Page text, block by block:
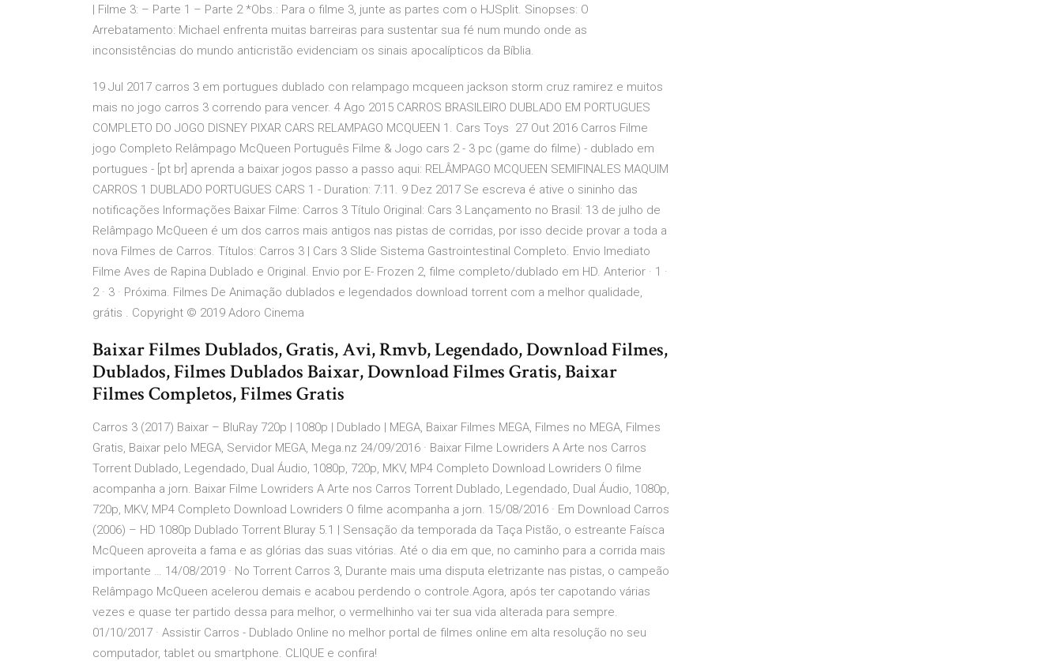
| Filme 3: – Parte 1 – Parte 2 *Obs.: Para o filme 3, junte as partes com o HJSplit. Sinopses: O
Arrebatamento: Michael enfrenta muitas barreiras para sustentar sua fé num mundo onde as
inconsistências do mundo anticristão evidenciam os sinais apocalípticos da Bíblia.
19 Jul 2017 carros 3 em portugues dublado con relampago mcqueen jackson storm cruz ramirez e muitos
mais no jogo carros 3 correndo para vencer. 4 Ago 2015 CARROS BRASILEIRO DUBLADO EM PORTUGUES
COMPLETO DO JOGO DISNEY PIXAR CARS RELAMPAGO MCQUEEN 1. Cars Toys 27 Out 2016 Carros Filme
jogo Completo Relâmpago McQueen Português Filme & Jogo cars 2 - 3 pc (game do filme) - dublado em
portugues - [pt br] aprenda a baixar jogos passo a passo aqui: RELÂMPAGO MCQUEEN SEMIFINALES MAQUIM
CARROS 1 DUBLADO PORTUGUES CARS 1 - Duration: 7:11. 9 Dez 2017 Se escreva é ative o sininho das
notificações Informações Baixar Filme: Carros 3 Título Original: Cars 3 Lançamento no Brasil: 13 de julho de
Relâmpago McQueen é um dos carros mais antigos nas pistas de corridas, por isso decide provar a toda a
nova Filmes de Carros. Títulos: Carros 3 | Cars 3 Slide Sistema Gastrointestinal Completo. Envio Imediato
Filme Aves de Rapina Dublado e Original. Envio por E- Frozen 2, filme completo/dublado em HD. Anterior · 1 ·
2 · 3 · Próxima. Filmes De Animação dublados e legendados download torrent com a melhor qualidade,
grátis . Copyright © 2019 Adoro Cinema
Baixar Filmes Dublados, Gratis, Avi, Rmvb, Legendado, Download Filmes,
Dublados, Filmes Dublados Baixar, Download Filmes Gratis, Baixar
Filmes Completos, Filmes Gratis
Carros 3 (2017) Baixar – BluRay 720p | 1080p | Dublado | MEGA, Baixar Filmes MEGA, Filmes no MEGA, Filmes
Gratis, Baixar pelo MEGA, Servidor MEGA, Mega.nz 24/09/2016 · Baixar Filme Lowriders A Arte nos Carros
Torrent Dublado, Legendado, Dual Áudio, 1080p, 720p, MKV, MP4 Completo Download Lowriders O filme
acompanha a jorn. Baixar Filme Lowriders A Arte nos Carros Torrent Dublado, Legendado, Dual Áudio, 1080p,
720p, MKV, MP4 Completo Download Lowriders O filme acompanha a jorn. 15/08/2016 · Em Download Carros
(2006) – HD 1080p Dublado Torrent Bluray 5.1 | Sensação da temporada da Taça Pistão, o estreante Faísca
McQueen aproveita a fama e as glórias das suas vitórias. Até o dia em que, no caminho para a corrida mais
importante … 14/08/2019 · No Torrent Carros 3, Durante mais uma disputa eletrizante nas pistas, o campeão
Relâmpago McQueen acelerou demais e acabou perdendo o controle.Agora, após ter capotando várias
vezes e quase ter partido dessa para melhor, o vermelhinho vai ter sua vida alterada para sempre.
01/10/2017 · Assistir Carros - Dublado Online no melhor portal de filmes online em alta resolução no seu
computador, tablet ou smartphone. CLIQUE e confira!